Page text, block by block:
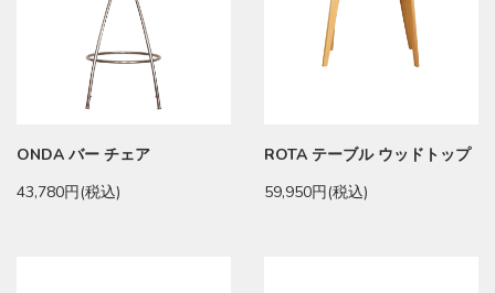
ONDA バー チェア
43,780円(税込)
ROTA テーブル ウッドトップ
59,950円(税込)